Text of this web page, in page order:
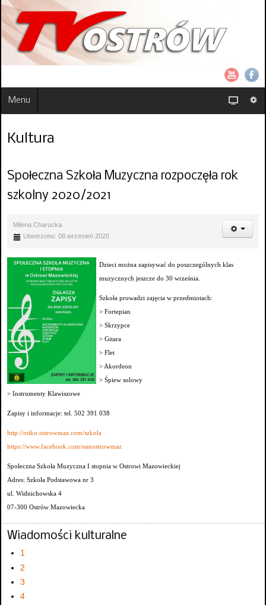
Menu
Kultura
Społeczna Szkoła Muzyczna rozpoczęła rok
szkolny 2020/2021
Milena Charucka
Utworzono: 08 wrzesień 2020
Dzieci można zapisywać do poszczególnych klas
muzycznych jeszcze do 30 września.
Szkoła prowadzi zajęcia w przedmiotach:
> Fortepian
> Skrzypce
> Gitara
> Flet
> Akordeon
> Śpiew solowy
> Instrumenty Klawiszowe
Zapisy i informacje: tel. 502 391 038
http://otiko.ostrowmaz.com/szkola
https://www.facebook.com/ssmostrowmaz
Społeczna Szkoła Muzyczna I stopnia w Ostrowi Mazowieckiej
Adres: Szkoła Podstawowa nr 3
ul. Widnichowska 4
07-300 Ostrów Mazowiecka
Wiadomości kulturalne
1
2
3
4